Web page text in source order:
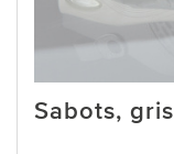
Sabots, gris